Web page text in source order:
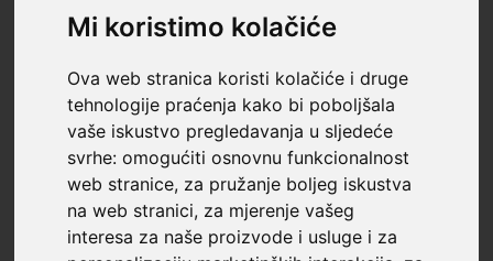
Mi koristimo kolačiće
Ova web stranica koristi kolačiće i druge
tehnologije praćenja kako bi poboljšala
vaše iskustvo pregledavanja u sljedeće
svrhe:omogućiti osnovnu funkcionalnost
web stranice, za pružanje boljeg iskustva
na web stranici, za mjerenje vašeg
interesa za naše proizvode i usluge i za
AirTag – Mali pomagač za veliki mir: Zašto
ga vrijedi koristiti (posebno uz početak
školske godine)
Početak nove školske godine uvijek donosi mnogo
organizacije, planiranja i naravno brige. Djeca nose
nove torbe, pernice, knjige i često su u žurbi dok se
privikavaju na novi raspored i obaveze. Roditeljima je
najvažnije da su njihovi mališani sigurni i da važne
stvari ne završe izgubljene. Upravo tu na scenu
stupa Apple AirTag, mali uređaj koji može napraviti